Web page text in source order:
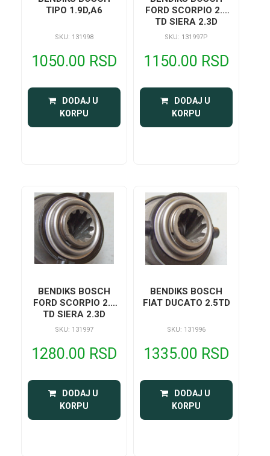
TIPO 1.9D,A6
SKU: 131998
1050.00 RSD
DODAJ U
KORPU
FORD SCORPIO 2.5
TD SIERA 2.3D
SKU: 131997P
1150.00 RSD
DODAJ U
KORPU
BENDIKS BOSCH
FORD SCORPIO 2.5
TD SIERA 2.3D
SKU: 131997
1280.00 RSD
DODAJ U
KORPU
BENDIKS BOSCH
FIAT DUCATO 2.5TD
SKU: 131996
1335.00 RSD
DODAJ U
KORPU